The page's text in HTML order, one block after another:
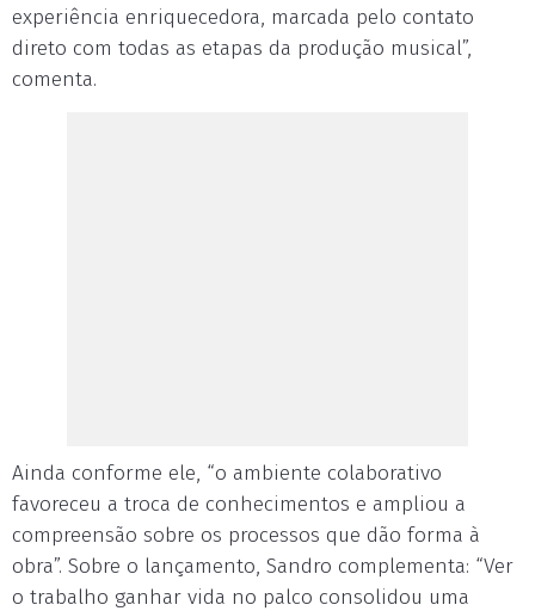
experiência enriquecedora, marcada pelo contato
direto com todas as etapas da produção musical”,
comenta.
Ainda conforme ele, “o ambiente colaborativo
favoreceu a troca de conhecimentos e ampliou a
compreensão sobre os processos que dão forma à
obra”. Sobre o lançamento, Sandro complementa: “Ver
o trabalho ganhar vida no palco consolidou uma